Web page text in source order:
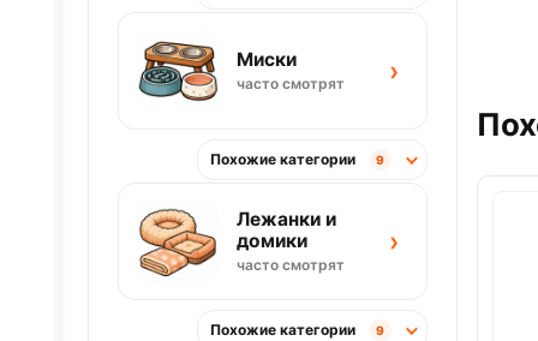
Миски
часто смотрят ›
Похожие категории 9
Лежанки и
домики
часто смотрят
›
Похожие категории 9